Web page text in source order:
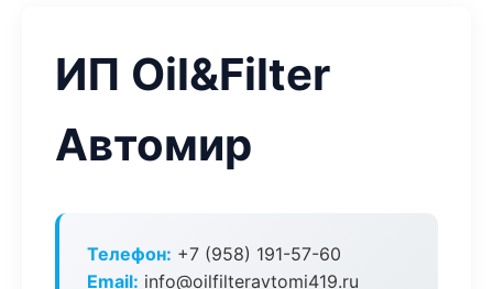
ИП Oil&Filter
Автомир
Телефон: +7 (958) 191-57-60
Email: info@oilfilteravtomi419.ru